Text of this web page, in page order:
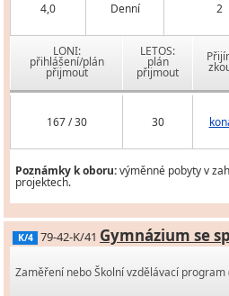
4,0 Denní 2
LONI:
přihlášení/plán
přijmout
LETOS:
plán
přijmout
167 / 30 30
Poznámky k oboru:výměnné pobyty v
projektech.
K/4 79-42-K/41 Gymnázium se
Zaměření nebo Školní vzdělávací program